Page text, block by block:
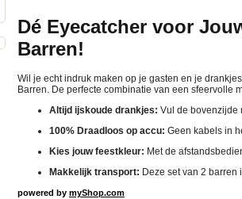
Dé Eyecatcher voor
Barren!
Wil je echt indruk maken op je gasten en je
Barren. De perfecte combinatie van een sfeervolle
Altijd ijskoude drankjes: Vul de bovenzijde
100% Draadloos op accu: Geen kabels in
Kies jouw feestkleur: Met de
Makkelijk transport: Deze set van 2 barren
powered by myShop.com